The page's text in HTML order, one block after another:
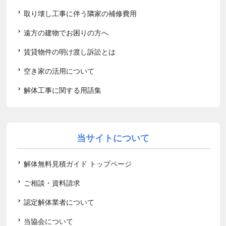
取り壊し工事に伴う隣家の補修費用
遠方の建物でお困りの方へ
賃貸物件の明け渡し訴訟とは
空き家の活用について
解体工事に関する用語集
当サイトについて
解体無料見積ガイド トップページ
ご相談・資料請求
認定解体業者について
当協会について